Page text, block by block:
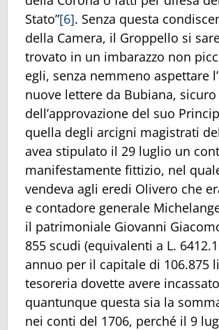
Stato”[6]. Senza questa
della Camera, il Groppello si
trovato in un imbarazzo non
egli, senza nemmeno aspettare
nuove lettere da Bubiana, sicuro
dell’approvazione del suo
quella degli arcigni magistrati
avea stipulato il 29 luglio un
manifestamente fittizio, nel
vendeva agli eredi Olivero che
e contadore generale
il patrimoniale Giovanni
855 scudi (equivalenti a L.
annuo per il capitale di 106.875
tesoreria dovette avere
quantunque questa sia la
nei conti del 1706, perché il 9